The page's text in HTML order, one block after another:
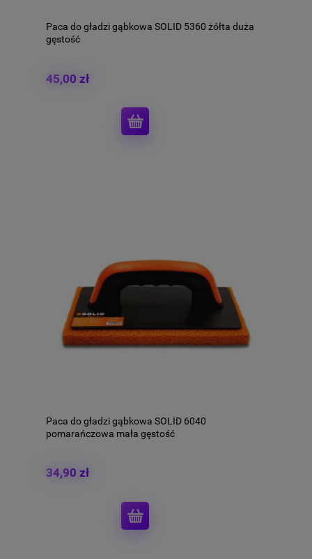
Paca do gładzi gąbkowa SOLID 5360 żółta duża
gęstość
45,00 zł
Paca do gładzi gąbkowa SOLID 6040
pomarańczowa mała gęstość
34,90 zł